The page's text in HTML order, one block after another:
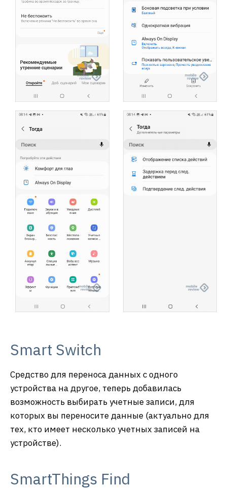
Smart Switch
Средство для переноса данных с одного
устройства на другое, теперь добавилась
возможность выбирать учетные записи, для
которых вы переносите данные (актуально для
тех, кто имеет несколько учетных записей на
устройстве).
SmartThings Find